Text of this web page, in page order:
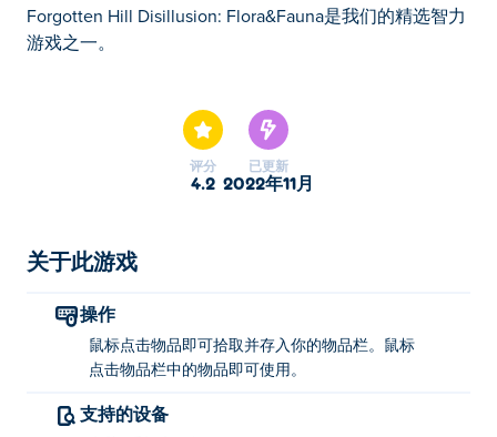
Forgotten Hill Disillusion: Flora&Fauna是我们的精选智力
游戏之一。
评分
4.2
已更新
2022年11月
关于此游戏
操作
鼠标点击物品即可拾取并存入你的物品栏。鼠标
点击物品栏中的物品即可使用。
支持的设备